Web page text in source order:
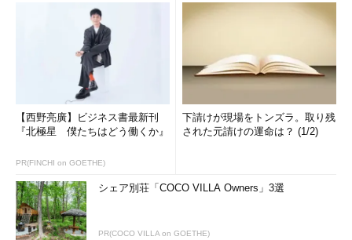
【西野亮廣】ビジネス書最新刊
『北極星 僕たちはどう働くか』
PR(FINCHI on GOETHE)
下請けが現場をトンズラ。取り残
された元請けの運命は？ (1/2)
シェア別荘「COCO VILLA Owners」3選
PR(COCO VILLA on GOETHE)